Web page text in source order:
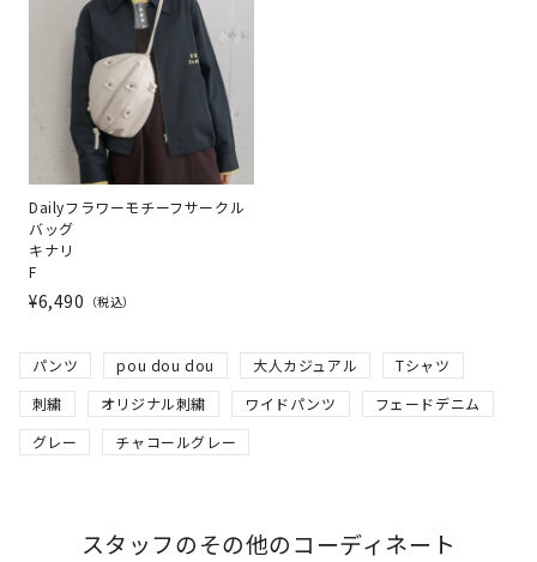
Dailyフラワーモチーフサークル
バッグ
キナリ
F
¥6,490 税込
パンツ pou dou dou 大人カジュアル
Tシャツ
刺繍
オリジナル刺繍 ワイドパンツ
フェードデニム
グレー
チャコールグレー
スタッフのその他のコーディネート